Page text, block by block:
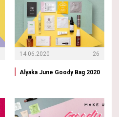
14.06.2020 26
Alyaka June Goody Bag 2020